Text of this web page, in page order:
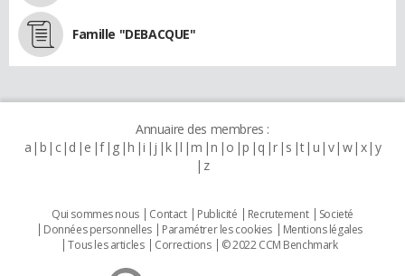
Famille "DEBACQUE"
Annuaire des membres :
a b c d e f g h i j k l m n o p q r s t u v w x y
z
Qui sommes nous Contact Publicité Recrutement
Societé
Données personnelles
Paramétrer les cookies
Mentions légales
Tous les articles
Corrections © 2022 CCM Benchmark